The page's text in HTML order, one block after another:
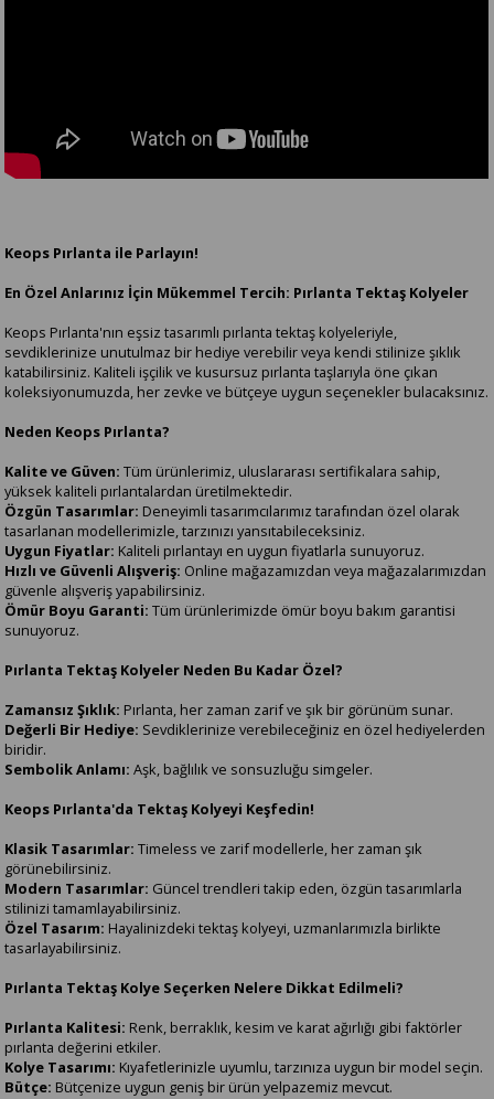
Keops Pırlanta ile Parlayın!
En Özel Anlarınız İçin Mükemmel Tercih: Pırlanta Tektaş Kolyeler
Keops Pırlanta'nın eşsiz tasarımlı pırlanta tektaş kolyeleriyle,
sevdiklerinize unutulmaz bir hediye verebilir veya kendi stilinize şıklık
katabilirsiniz. Kaliteli işçilik ve kusursuz pırlanta taşlarıyla öne çıkan
koleksiyonumuzda, her zevke ve bütçeye uygun seçenekler bulacaksınız.
Neden Keops Pırlanta?
Kalite ve Güven: Tüm ürünlerimiz, uluslararası sertifikalara sahip,
yüksek kaliteli pırlantalardan üretilmektedir.
Özgün Tasarımlar: Deneyimli tasarımcılarımız tarafından özel olarak
tasarlanan modellerimizle, tarzınızı yansıtabileceksiniz.
Uygun Fiyatlar: Kaliteli pırlantayı en uygun fiyatlarla sunuyoruz.
Hızlı ve Güvenli Alışveriş: Online mağazamızdan veya mağazalarımızdan
güvenle alışveriş yapabilirsiniz.
Ömür Boyu Garanti: Tüm ürünlerimizde ömür boyu bakım garantisi
sunuyoruz.
Pırlanta Tektaş Kolyeler Neden Bu Kadar Özel?
Zamansız Şıklık: Pırlanta, her zaman zarif ve şık bir görünüm sunar.
Değerli Bir Hediye: Sevdiklerinize verebileceğiniz en özel hediyelerden
biridir.
Sembolik Anlamı: Aşk, bağlılık ve sonsuzluğu simgeler.
Keops Pırlanta'da Tektaş Kolyeyi Keşfedin!
Klasik Tasarımlar: Timeless ve zarif modellerle, her zaman şık
görünebilirsiniz.
Modern Tasarımlar: Güncel trendleri takip eden, özgün tasarımlarla
stilinizi tamamlayabilirsiniz.
Özel Tasarım: Hayalinizdeki tektaş kolyeyi, uzmanlarımızla birlikte
tasarlayabilirsiniz.
Pırlanta Tektaş Kolye Seçerken Nelere Dikkat Edilmeli?
Pırlanta Kalitesi: Renk, berraklık, kesim ve karat ağırlığı gibi faktörler
pırlanta değerini etkiler.
Kolye Tasarımı: Kıyafetlerinizle uyumlu, tarzınıza uygun bir model seçin.
Bütçe: Bütçenize uygun geniş bir ürün yelpazemiz mevcut.